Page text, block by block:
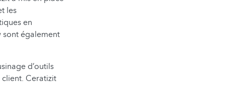
les
en
sont également
d’outils
Ceratizit